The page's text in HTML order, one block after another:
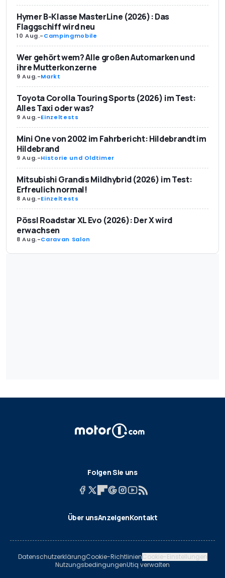
Hymer B-Klasse MasterLine (2026): Das
Flaggschiff wird neu
10 Aug.-Campingmobile
Wer gehört wem? Alle großen Automarken und
ihre Mutterkonzerne
9 Aug.-Markt
Toyota Corolla Touring Sports (2026) im Test:
Alles Taxi oder was?
9 Aug.-Einzeltests
Mini One von 2002 im Fahrbericht: Hildebrandt im
Hildebrand
9 Aug.-Historie und Oldtimer
Mitsubishi Grandis Mildhybrid (2026) im Test:
Erfreulich normal!
8 Aug.-Einzeltests
Pössl Roadstar XL Evo (2026): Der X wird
erwachsen
8 Aug.-Caravan Salon
Folgen Sie uns
Über unsAnzeigenKontakt
DatenschutzerklärungCookie-RichtlinienCookie-Einstellungen
NutzungsbedingungenUtiq verwalten